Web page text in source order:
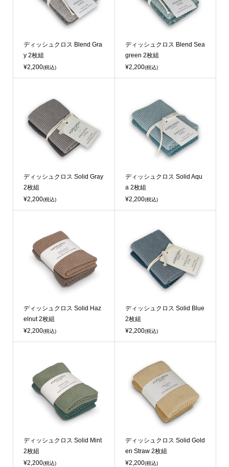
ディッシュクロス Blend Gra
y 2枚組
¥2,200(税込)
ディッシュクロス Blend Sea
green 2枚組
¥2,200(税込)
ディッシュクロス Solid Gray
2枚組
¥2,200(税込)
ディッシュクロス Solid Aqu
a 2枚組
¥2,200(税込)
ディッシュクロス Solid Haz
elnut 2枚組
¥2,200(税込)
ディッシュクロス Solid Blue
2枚組
¥2,200(税込)
ディッシュクロス Solid Mint
2枚組
¥2,200(税込)
ディッシュクロス Solid Gold
en Straw 2枚組
¥2,200(税込)